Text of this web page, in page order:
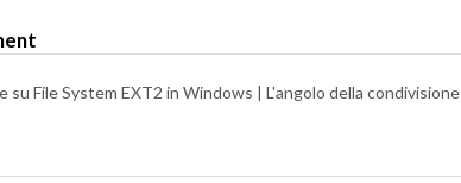
su File System EXT2 in Windows | L'angolo della condivisione